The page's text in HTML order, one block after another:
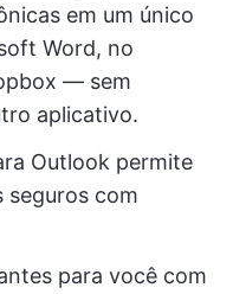
em um único
Word, no
— sem
aplicativo.
Outlook permite
seguros com
para você com